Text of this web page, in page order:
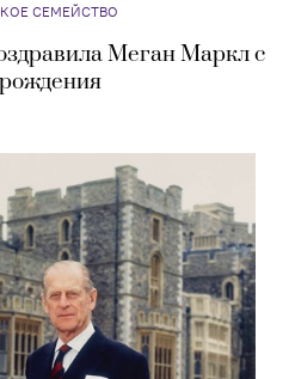
СЕМЕЙСТВО
Меган Маркл с